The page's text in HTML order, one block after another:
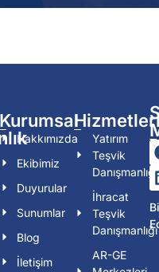
Kurumsal
Hakkımızda
Ekibimiz
Duyurular
Sunumlar
Blog
İletişim
Yatırım
Teşvik
Danışmanlığı
İhracat
Teşvik
Danışmanlığı
AR-GE